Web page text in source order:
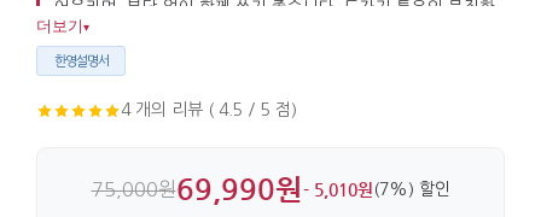
어울리며, 부담 없이 함께 쓰기 좋습니다. 도자기 특유의 묵직한
느낌과 깔끔한 마감이 인상적입니다.
더보기 ▾
한영설명서
4 개의 리뷰 ( 4.5 / 5 점)
75,000원69,990원- 5,010원 (7%) 할인